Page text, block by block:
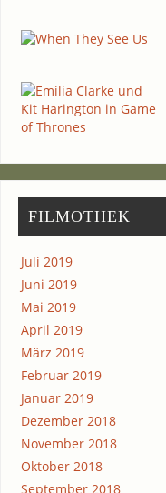
FIL­MO­THEK
Juli 2019
Juni 2019
Mai 2019
April 2019
März 2019
Februar 2019
Januar 2019
Dezember 2018
November 2018
Oktober 2018
September 2018